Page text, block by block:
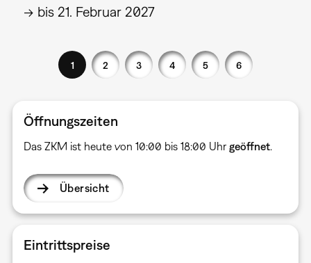
→ bis 21. Februar 2027
1 2 3 4 5 6
Öffnungszeiten
Das ZKM ist heute von 10:00 bis 18:00 Uhr geöffnet.
Übersicht
Eintrittspreise